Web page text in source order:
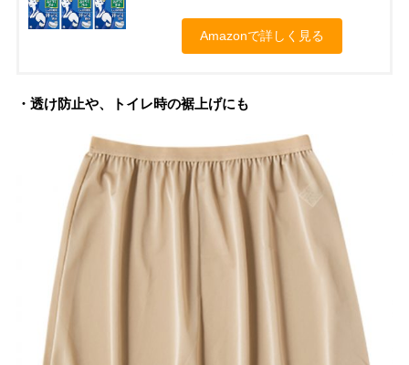
Amazonで詳しく見る
・透け防止や、トイレ時の裾上げにも